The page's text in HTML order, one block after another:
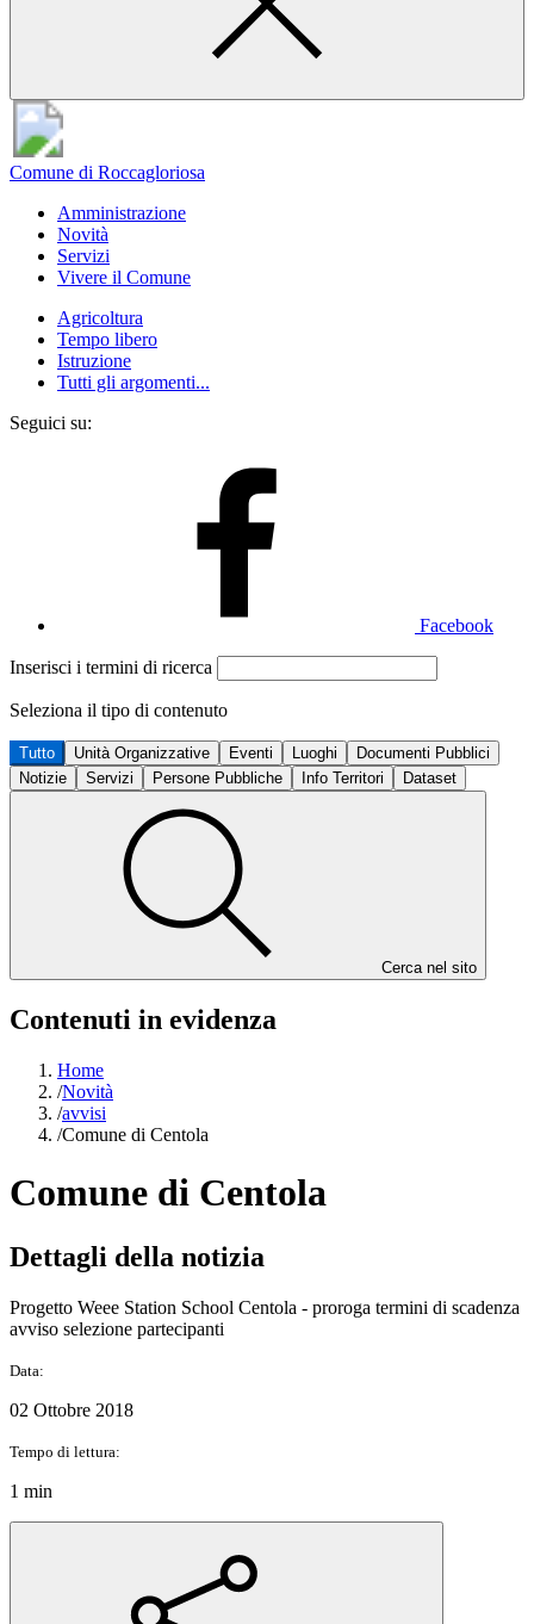
Comune di Roccagloriosa
Amministrazione
Novità
Servizi
Vivere il Comune
Agricoltura
Tempo libero
Istruzione
Tutti gli argomenti...
Seguici su:
Facebook
Inserisci i termini di ricerca
Seleziona il tipo di contenuto
Tutto Unità Organizzative Eventi Luoghi
Documenti Pubblici
Notizie
Servizi Persone Pubbliche Info Territori Dataset
Cerca nel sito
Contenuti in evidenza
Home
/Novità
/avvisi
/Comune di Centola
Comune di Centola
Dettagli della notizia
Progetto Weee Station School Centola - proroga termini di scadenza
avviso selezione partecipanti
Data:
02 Ottobre 2018
Tempo di lettura:
1 min